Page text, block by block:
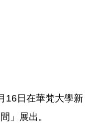
16日在華梵大學新
」展出。